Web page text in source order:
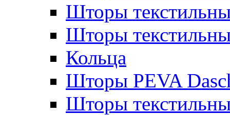
Шторы
Шторы
Кольца
Шторы PEVA
Шторы